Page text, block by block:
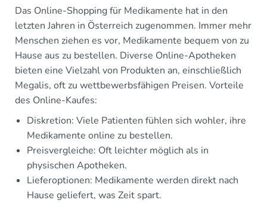
Das Online-Shopping für Medikamente hat in den
letzten Jahren in Österreich zugenommen. Immer mehr
Menschen ziehen es vor, Medikamente bequem von zu
Hause aus zu bestellen. Diverse Online-Apotheken
bieten eine Vielzahl von Produkten an, einschließlich
Megalis, oft zu wettbewerbsfähigen Preisen. Vorteile
des Online-Kaufes:
Diskretion: Viele Patienten fühlen sich wohler, ihre
Medikamente online zu bestellen.
Preisvergleiche: Oft leichter möglich als in
physischen Apotheken.
Lieferoptionen: Medikamente werden direkt nach
Hause geliefert, was Zeit spart.